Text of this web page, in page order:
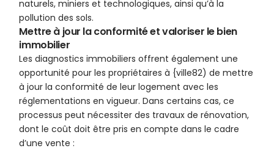
naturels, miniers et technologiques, ainsi qu’à la
pollution des sols.
Mettre à jour la conformité et valoriser le bien
immobilier
Les diagnostics immobiliers offrent également une
opportunité pour les propriétaires à {ville82) de mettre
à jour la conformité de leur logement avec les
réglementations en vigueur. Dans certains cas, ce
processus peut nécessiter des travaux de rénovation,
dont le coût doit être pris en compte dans le cadre
d’une vente :